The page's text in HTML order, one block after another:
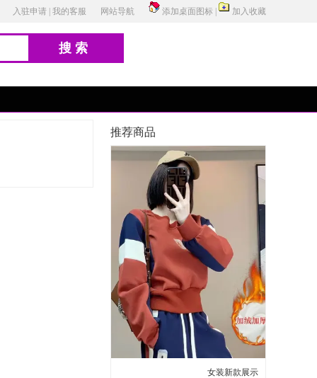
入驻申请 我的客服 网站导航 添加桌面图标 加入收藏
搜索
推荐商品
女装新款展示